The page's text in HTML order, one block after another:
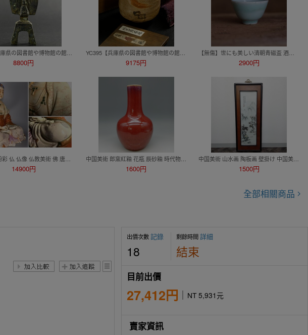
8800円
YC395【兵庫県の図書館や博物館の館長を歴任された歴史研究家遺族委託品】日本美術 桃山時代 古志野絵志野茶碗 茶道具 伝来品
9175円
【無傷】世にも美しい清朝青磁盃 酒器 酒盃 ぐい呑み 向付薬味茶道具古民藝骨董検朝鮮粉青砂器高麗中国美術鍋島龍泉窯李朝古伊万里蕎麦猪口
2900円
14900円
中国美術 郎窯紅釉 花瓶 辰砂釉 時代物 唐物 古美術 花器 陶磁器 赤釉 骨董品260731
1600円
中国美術 山水画 陶板画 壁掛け 中国美術 時代物 掛軸 古美術 山水画 落款 骨董品
1500円
全部相關商品
出價次數記錄
18
剩餘時間詳細
結束
目前出價
27,412円 NT 5,931元
賣家資訊